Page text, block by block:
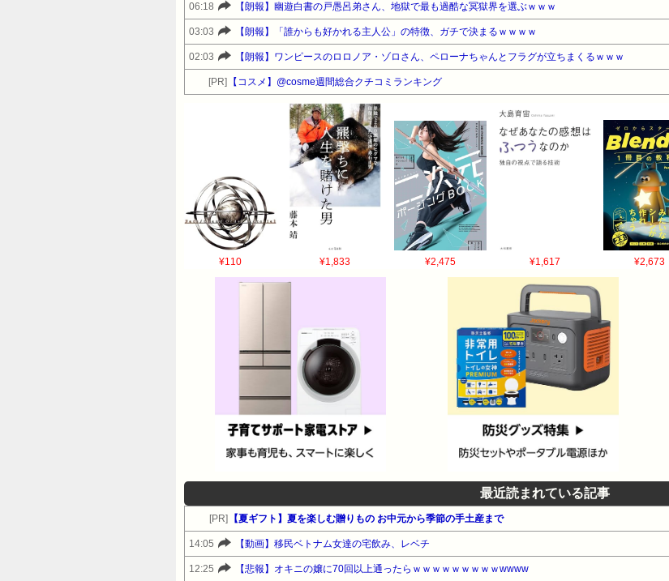
06:18 【朗報】幽遊白書の戸愚呂弟さん、地獄で最も過酷な冥獄界を選ぶｗｗｗ
03:03 【朗報】「誰からも好かれる主人公」の特徴、ガチで決まるｗｗｗｗ
02:03 【朗報】ワンピースのロロノア・ゾロさん、ペローナちゃんとフラグが立ちまくるｗｗｗ
[PR] 【コスメ】@cosme週間総合クチコミランキング
¥110 ¥1,833 ¥2,475 ¥1,617 ¥2,673
最近読まれている記事
[PR] 【夏ギフト】夏を楽しむ贈りもの お中元から季節の手土産まで
14:05 【動画】移民ベトナム女達の宅飲み、レベチ
12:25 【悲報】オキニの嬢に70回以上通ったらｗｗｗｗｗｗｗｗｗwwww